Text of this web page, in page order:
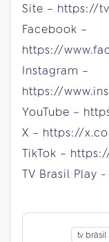
Site – https://
Facebook –
https://
Instagram –
https://
YouTube –
X – https://
TikTok –
TV Brasil Play
tv brasil